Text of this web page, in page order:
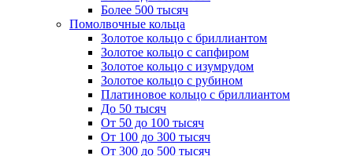
Более 500 тысяч
Помолвочные кольца
Золотое кольцо с бриллиантом
Золотое кольцо с сапфиром
Золотое кольцо с изумрудом
Золотое кольцо с рубином
Платиновое кольцо с бриллиантом
До 50 тысяч
От 50 до 100 тысяч
От 100 до 300 тысяч
От 300 до 500 тысяч